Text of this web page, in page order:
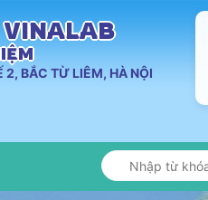
VINALAB
BẮC TỪ LIÊM, HÀ NỘI